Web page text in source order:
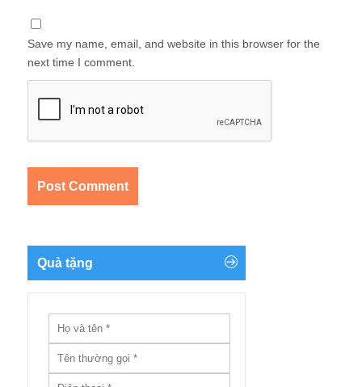
Save my name, email, and website in this browser for the
next time I comment.
Quà tặng